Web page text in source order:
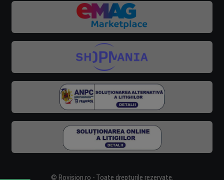
© Rovision.ro - Toate drepturile rezervate.